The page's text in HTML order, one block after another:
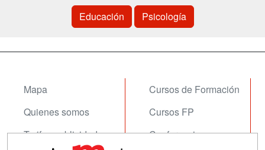
Educación Psicología
Mapa
Quienes somos
Tarifas publicidad
Cursos de Formación
Cursos FP
Conferencias